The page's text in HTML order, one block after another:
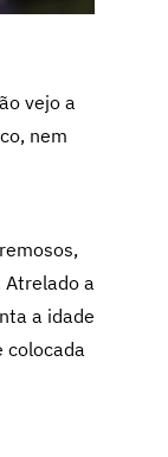
vejo a
nem
Atrelado a
a idade
colocada